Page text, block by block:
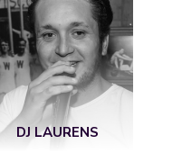
DJ LAURENS